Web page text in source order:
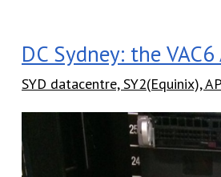
DC Sydney: the
SYD datacentre, SY2(Equinix),